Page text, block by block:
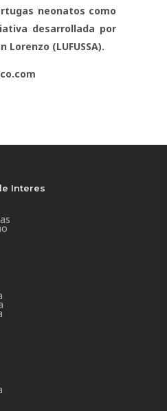
neonatos como
desarrollada por
Lorenzo (LUFUSSA).
Interes